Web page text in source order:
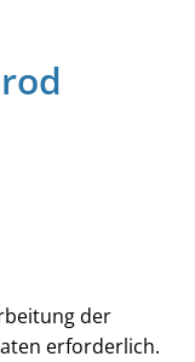
der
erforderlich.